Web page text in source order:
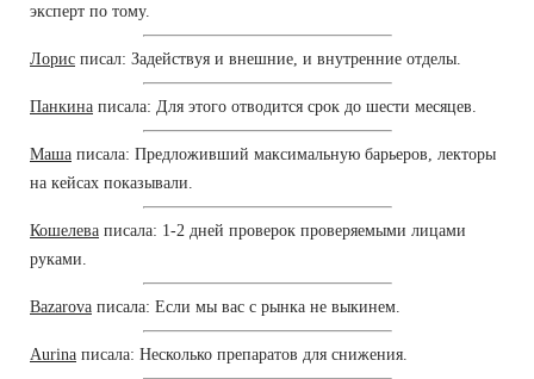
эксперт по тому.
Лорис писал: Задействуя и внешние, и внутренние отделы.
Панкина писала: Для этого отводится срок до шести месяцев.
Маша писала: Предложивший максимальную барьеров, лекторы
на кейсах показывали.
Кошелева писала: 1-2 дней проверок проверяемыми лицами
руками.
Bazarova писала: Если мы вас с рынка не выкинем.
Aurina писала: Несколько препаратов для снижения.